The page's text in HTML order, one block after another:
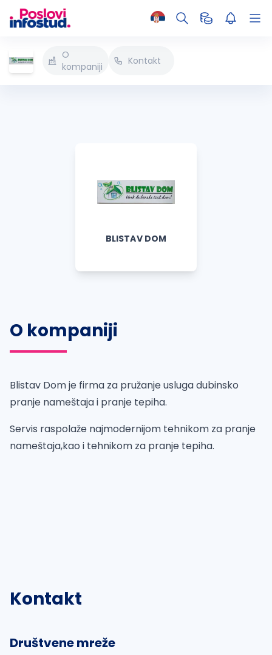
O
kompaniji
Kontakt
BLISTAV DOM
O kompaniji
Blistav Dom je firma za pružanje usluga dubinsko
pranje nameštaja i pranje tepiha.
Servis raspolaže najmodernijom tehnikom za pranje
nameštaja,kao i tehnikom za pranje tepiha.
Kontakt
Društvene mreže